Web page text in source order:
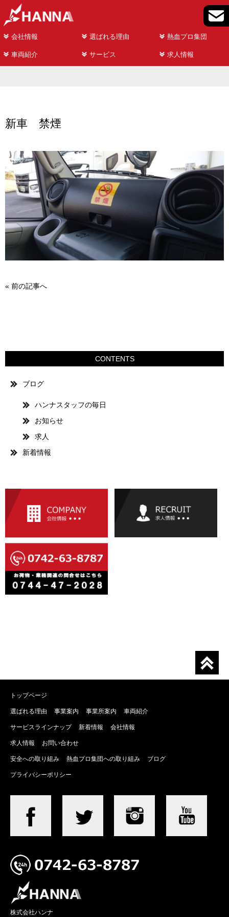
会社情報 選ばれる理由 熱血プロ集団
車両紹介 サービス 求人情報
新車 禁煙
« 前の記事へ
CONTENTS
ブログ
ハンナスタッフの毎日
お知らせ
求人
新着情報
トップページ
選ばれる理由 事業案内 事業所案内 車両紹介
サービスラインナップ 新着情報 会社情報
求人情報 お問い合わせ
安全への取り組み 熱血プロ集団への取り組み ブログ
プライバシーポリシー
株式会社ハンナ